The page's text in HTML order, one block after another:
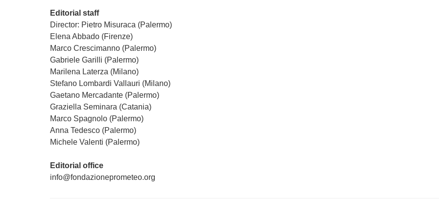
Editorial staff
Director: Pietro Misuraca (Palermo)
Elena Abbado (Firenze)
Marco Crescimanno (Palermo)
Gabriele Garilli (Palermo)
Marilena Laterza (Milano)
Stefano Lombardi Vallauri (Milano)
Gaetano Mercadante (Palermo)
Graziella Seminara (Catania)
Marco Spagnolo (Palermo)
Anna Tedesco (Palermo)
Michele Valenti (Palermo)
Editorial office
info@fondazioneprometeo.org